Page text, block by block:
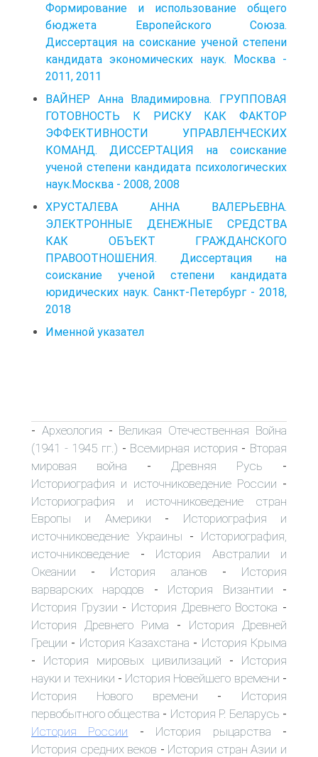
Формирование и использование общего
бюджета Европейского Союза.
Диссертация на соискание ученой степени
кандидата экономических наук. Москва -
2011, 2011
ВАЙНЕР Анна Владимировна. ГРУППОВАЯ
ГОТОВНОСТЬ К РИСКУ КАК ФАКТОР
ЭФФЕКТИВНОСТИ УПРАВЛЕНЧЕСКИХ
КОМАНД. ДИССЕРТАЦИЯ на соискание
ученой степени кандидата психологических
наук.Москва - 2008, 2008
ХРУСТАЛЕВА АННА ВАЛЕРЬЕВНА.
ЭЛЕКТРОННЫЕ ДЕНЕЖНЫЕ СРЕДСТВА
КАК ОБЪЕКТ ГРАЖДАНСКОГО
ПРАВООТНОШЕНИЯ. Диссертация на
соискание ученой степени кандидата
юридических наук. Санкт-Петербург - 2018,
2018
Именной указател
- Археология - Великая Отечественная Война
(1941 - 1945 гг.) - Всемирная история - Вторая
мировая война - Древняя Русь -
Историография и источниковедение России -
Историография и источниковедение стран
Европы и Америки - Историография и
источниковедение Украины - Историография,
источниковедение - История Австралии и
Океании - История аланов - История
варварских народов - История Византии -
История Грузии - История Древнего Востока -
История Древнего Рима - История Древней
Греции - История Казахстана - История Крыма
- История мировых цивилизаций - История
науки и техники - История Новейшего времени -
История Нового времени - История
первобытного общества - История Р. Беларусь -
История России - История рыцарства -
История средних веков - История стран Азии и